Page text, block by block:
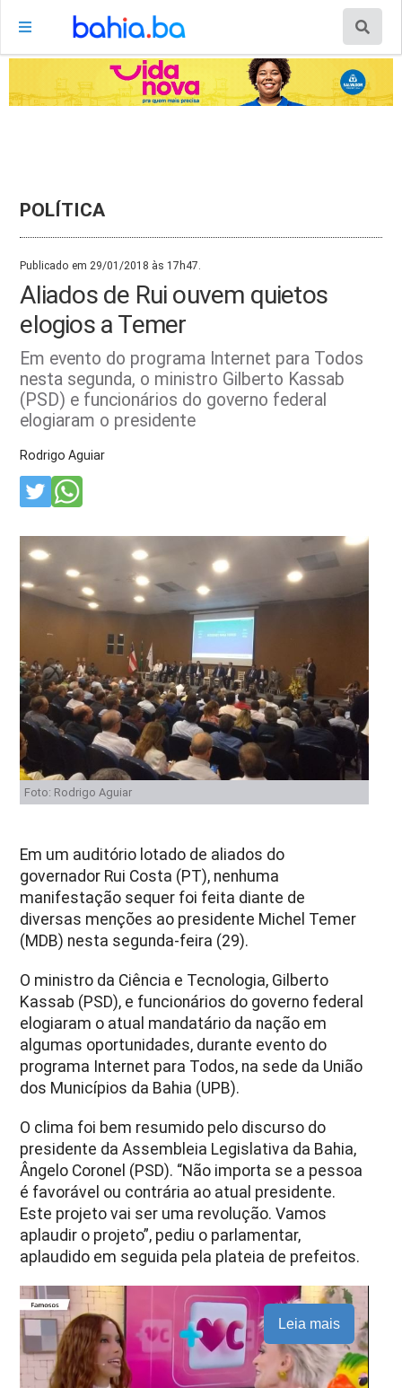
POLÍTICA
Publicado em 29/01/2018 às 17h47.
Aliados de Rui ouvem quietos
elogios a Temer
Em evento do programa Internet para Todos
nesta segunda, o ministro Gilberto Kassab
(PSD) e funcionários do governo federal
elogiaram o presidente
Rodrigo Aguiar
Foto: Rodrigo Aguiar
Em um auditório lotado de aliados do
governador Rui Costa (PT), nenhuma
manifestação sequer foi feita diante de
diversas menções ao presidente Michel Temer
(MDB) nesta segunda-feira (29).
O ministro da Ciência e Tecnologia, Gilberto
Kassab (PSD), e funcionários do governo federal
elogiaram o atual mandatário da nação em
algumas oportunidades, durante evento do
programa Internet para Todos, na sede da União
dos Municípios da Bahia (UPB).
O clima foi bem resumido pelo discurso do
presidente da Assembleia Legislativa da Bahia,
Ângelo Coronel (PSD). “Não importa se a pessoa
é favorável ou contrária ao atual presidente.
Este projeto vai ser uma revolução. Vamos
aplaudir o projeto”, pediu o parlamentar,
aplaudido em seguida pela plateia de prefeitos.
Leia mais